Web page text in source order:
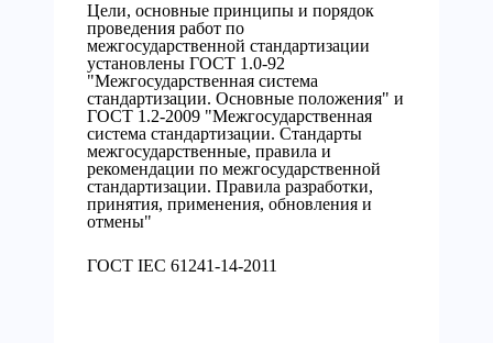
Цели, основные принципы и порядок
проведения работ по
межгосударственной стандартизации
установлены ГОСТ 1.0-92
"Межгосударственная система
стандартизации. Основные положения" и
ГОСТ 1.2-2009 "Межгосударственная
система стандартизации. Стандарты
межгосударственные, правила и
рекомендации по межгосударственной
стандартизации. Правила разработки,
принятия, применения, обновления и
отмены"
ГОСТ IEC 61241-14-2011